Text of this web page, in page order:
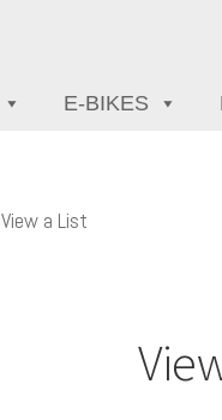
E-BIKES
View a List